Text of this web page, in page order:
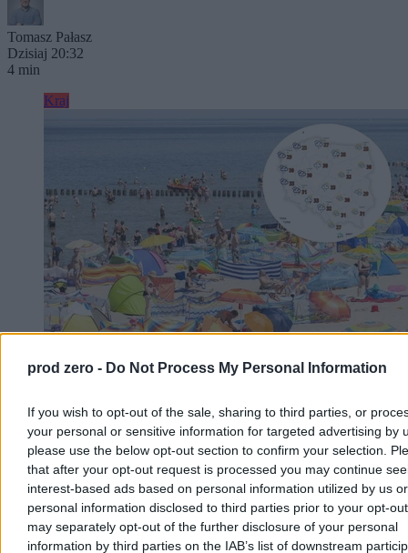
prod zero - Do Not Process My Personal Information
If you wish to opt-out of the sale, sharing to third parties, or
your personal or sensitive information for targeted advertising by
please use the below opt-out section to confirm your selection.
that after your opt-out request is processed you may continue
interest-based ads based on personal information utilized by us or
personal information disclosed to third parties prior to your opt-
may separately opt-out of the further disclosure of your personal
information by third parties on the IAB’s list of downstream
Tomasz Pałasz
Dzisiaj 20:32
4 min
Kraj
nową wakacyjną prognozę
Po fali upałów, w trakcie których temperatury sięgały 40 st. C,
czeka nas ochłodzenie. Jak podają meteorolodzy, nie potrwa ono
długo. – Lato nie odpuszcza, choć okresy cieplejsze będą
przeplatały się z chłodniejszymi – zapowiedział w rozmowie z
Zero.pl Przemysław Makarewicz z Instytutu Meteorologii i
Gospodarki Wodnej.